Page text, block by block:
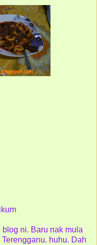
ni. Baru nak mula
huhu. Dah